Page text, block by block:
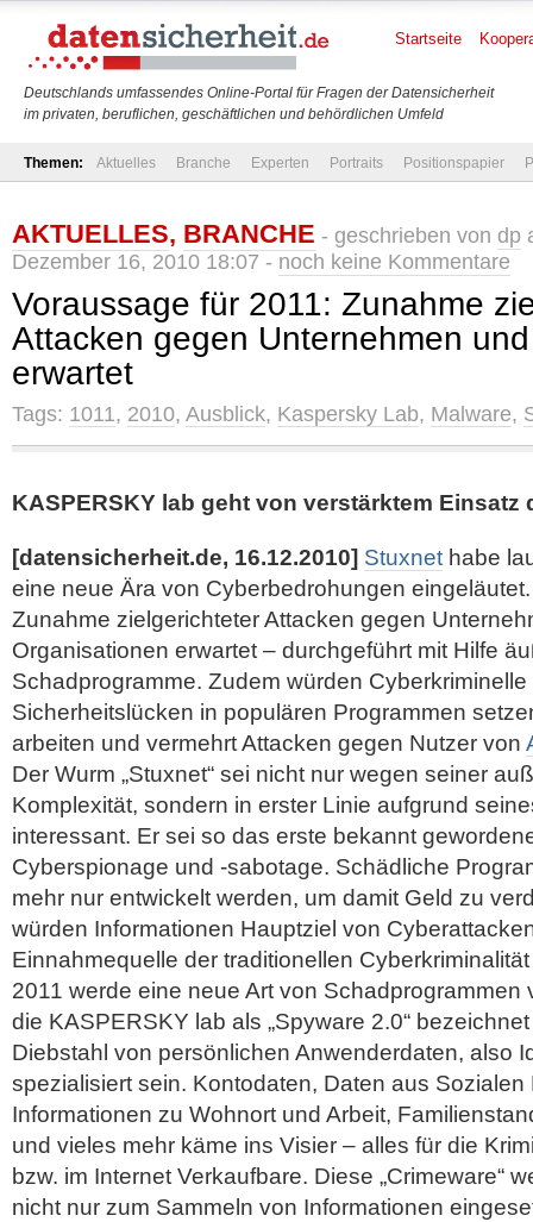
Deutschlands umfassendes Online-Portal für Fragen der Datensicherheit
im privaten, beruflichen, geschäftlichen und behördlichen Umfeld
Startseite
Themen: Aktuelles Branche Experten Portraits Positionspapier
AKTUELLES, BRANCHE - geschrieben von dp
Dezember 16, 2010 18:07 - noch keine Kommentare
Voraussage für 2011: Zunahme
Attacken gegen Unternehmen
erwartet
Tags: 1011, 2010, Ausblick, Kaspersky Lab, Malware,
KASPERSKY lab geht von verstärktem Einsatz
[datensicherheit.de, 16.12.2010] Stuxnet habe
eine neue Ära von Cyberbedrohungen
Zunahme zielgerichteter Attacken gegen
Organisationen erwartet – durchgeführt mit Hilfe
Schadprogramme. Zudem würden
Sicherheitslücken in populären Programmen
arbeiten und vermehrt Attacken gegen Nutzer von
Der Wurm „Stuxnet“ sei nicht nur wegen seiner
Komplexität, sondern in erster Linie aufgrund
interessant. Er sei so das erste bekannt
Cyberspionage und -sabotage. Schädliche
mehr nur entwickelt werden, um damit Geld zu
würden Informationen Hauptziel von
Einnahmequelle der traditionellen
2011 werde eine neue Art von Schadprogrammen
die KASPERSKY lab als „Spyware 2.0“
Diebstahl von persönlichen Anwenderdaten, also
spezialisiert sein. Kontodaten, Daten aus Sozialen
Informationen zu Wohnort und Arbeit,
und vieles mehr käme ins Visier – alles für die
bzw. im Internet Verkaufbare. Diese „Crimeware“
nicht nur zum Sammeln von Informationen